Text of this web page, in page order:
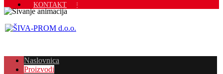
KONTAKT
Naslovnica
Proizvodi